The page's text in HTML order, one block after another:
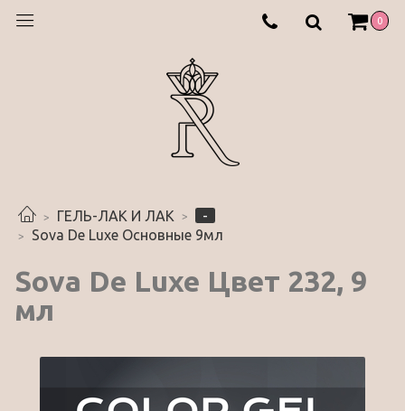
0
ГЕЛЬ-ЛАК И ЛАК
-
Sova De Luxe Основные 9мл
Sova De Luxe Цвет 232, 9
мл